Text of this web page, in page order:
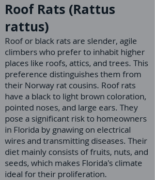
Roof Rats (Rattus
rattus)
Roof or black rats are slender, agile
climbers who prefer to inhabit higher
places like roofs, attics, and trees. This
preference distinguishes them from
their Norway rat cousins. Roof rats
have a black to light brown coloration,
pointed noses, and large ears. They
pose a significant risk to homeowners
in Florida by gnawing on electrical
wires and transmitting diseases. Their
diet mainly consists of fruits, nuts, and
seeds, which makes Florida's climate
ideal for their proliferation.